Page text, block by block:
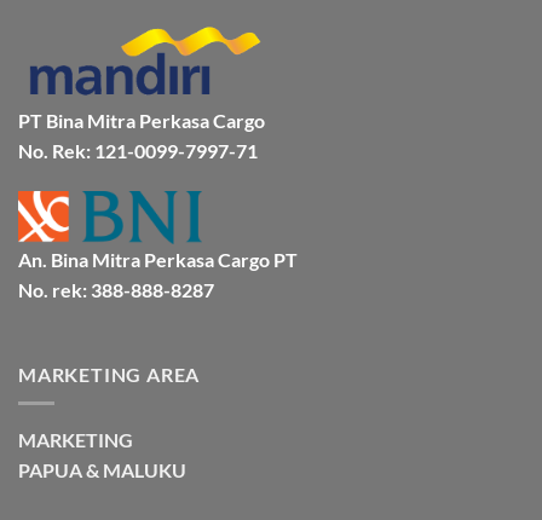
&
Aman
Bersama
Bmp
Cargo
PT Bina Mitra Perkasa Cargo
No. Rek: 121-0099-7997-71
An. Bina Mitra Perkasa Cargo PT
No. rek: 388-888-8287
MARKETING AREA
MARKETING
PAPUA & MALUKU